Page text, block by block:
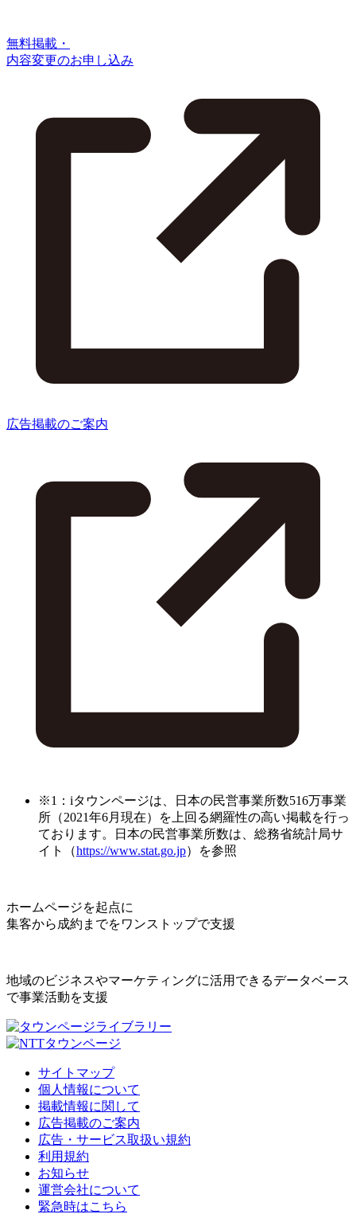
無料掲載・
内容変更のお申し込み
広告掲載のご案内
※1：iタウンページは、日本の民営事業所数516万事業
所（2021年6月現在）を上回る網羅性の高い掲載を行っ
ております。日本の民営事業所数は、総務省統計局サ
イト（https://www.stat.go.jp）を参照
ホームページを起点に
集客から成約までをワンストップで支援
地域のビジネスやマーケティングに活用できるデータベース
で事業活動を支援
サイトマップ
個人情報について
掲載情報に関して
広告掲載のご案内
広告・サービス取扱い規約
利用規約
お知らせ
運営会社について
緊急時はこちら